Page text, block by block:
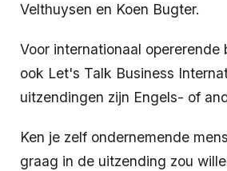
Velthuysen en Koen Bugter.
Voor internationaal opererende
ook Let's Talk Business
uitzendingen zijn Engels- of
Ken je zelf ondernemende
graag in de uitzending zou